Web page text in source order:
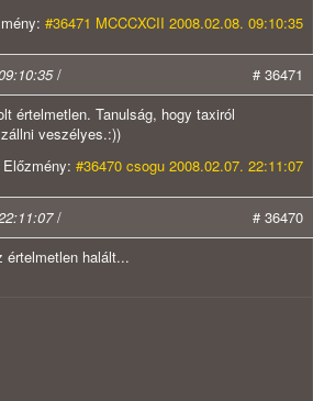
#36471 MCCCXCII 2008.02.08. 09:10:35
/
# 36471
értelmetlen. Tanulság, hogy taxiról
veszélyes.:))
Előzmény: #36470 csogu 2008.02.07. 22:11:07
/
# 36470
értelmetlen halált...